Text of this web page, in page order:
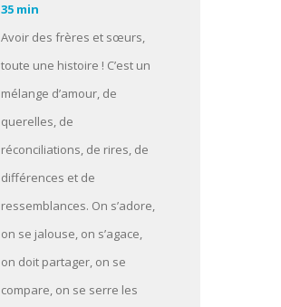
35 min
Avoir des frères et sœurs,
toute une histoire ! C’est un
mélange d’amour, de
querelles, de
réconciliations, de rires, de
différences et de
ressemblances. On s’adore,
on se jalouse, on s’agace,
on doit partager, on se
compare, on se serre les